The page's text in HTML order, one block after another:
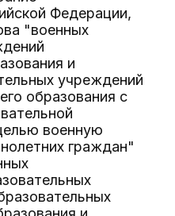
Федерации,
"военных
и
учреждений
образования с
военную
граждан"